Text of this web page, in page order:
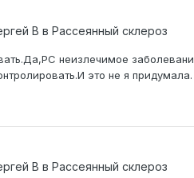
В в Рассеянный склероз
неизлечимое
это не я придумала.
В в Рассеянный склероз